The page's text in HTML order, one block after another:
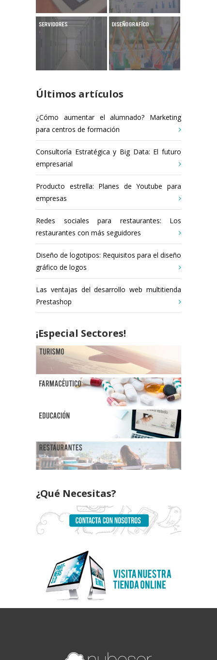
Últimos artículos
¿Cómo aumentar el alumnado? Marketing
para centros de formación
Consultoría Estratégica y Big Data: El futuro
empresarial
Producto estrella: Planes de Youtube para
empresas
Redes sociales para restaurantes: Los
restaurantes con más seguidores
Diseño de logotipos: Requisitos para el diseño
gráfico de logos
Las ventajas del desarrollo web multitienda
Prestashop
¡Especial Sectores!
¿Qué Necesitas?